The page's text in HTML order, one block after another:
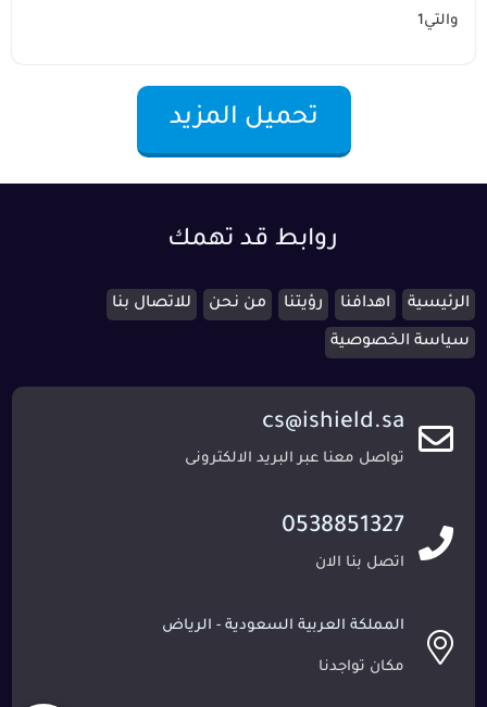
والتي1
تحميل المزيد
روابط قد تهمك
الرئيسية اهدافنا رؤيتنا من نحن للاتصال بنا
سياسة الخصوصية
cs@ishield.sa
تواصل معنا عبر البريد الالكترونى
0538851327
اتصل بنا الان
المملكة العربية السعودية - الرياض
مكان تواجدنا